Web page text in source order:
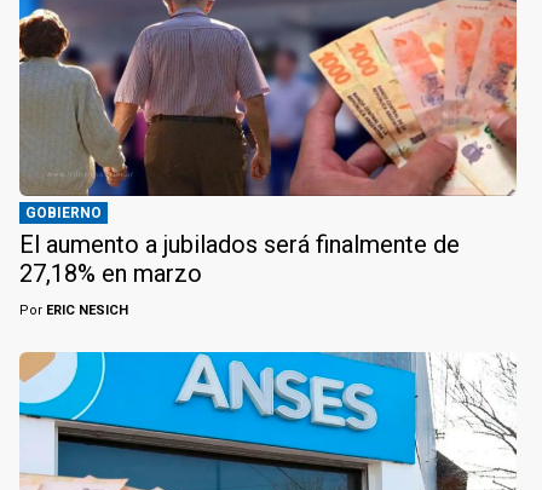
GOBIERNO
El aumento a jubilados será finalmente de
27,18% en marzo
Por ERIC NESICH